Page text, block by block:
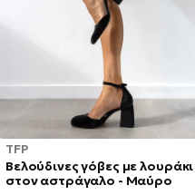
TFP
Βελούδινες γόβες με λουράκι
στον αστράγαλο - Μαύρο